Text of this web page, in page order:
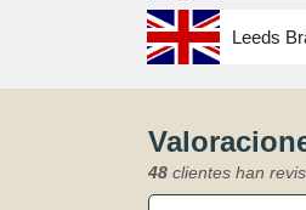
Leeds
48 clientes han